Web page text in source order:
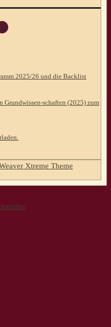
2025/26 und die Backlist
Grundwissen-schaften (2025) zum
Xtreme Theme